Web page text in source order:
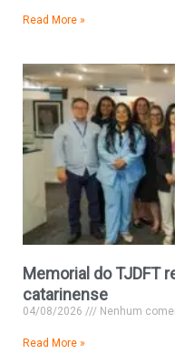
Read More »
Memorial do TJDFT
catarinense
04/08/2026 Nenhum
Read More »